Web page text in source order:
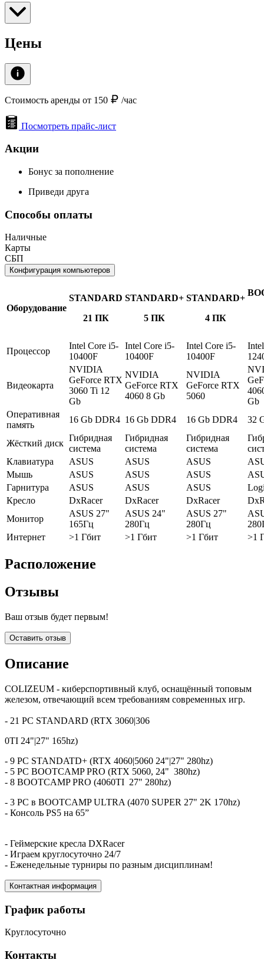
Цены
Стоимость аренды от 150 /час
Посмотреть прайс-лист
Акции
Бонус за пополнение
Приведи друга
Способы оплаты
Наличные
Карты
СБП
Конфигурация компьютеров
Оборудование
STANDARD
21 ПК
STANDARD+
5 ПК
STANDARD+
4 ПК
Процессор
Intel Core i5-
10400F
Intel Core i5-
10400F
Intel Core i5-
10400F
Видеокарта
NVIDIA
GeForce RTX
3060 Ti 12
Gb
NVIDIA
GeForce RTX
4060 8 Gb
NVIDIA
GeForce RTX
5060
Gb
Оперативная
память
16 Gb DDR4 16 Gb DDR4 16 Gb DDR4 32
Жёсткий диск
Гибридная
система
Гибридная
система
Гибридная
система
Клавиатура
ASUS ASUS ASUS
Мышь
ASUS ASUS ASUS
Гарнитура
ASUS ASUS ASUS
Кресло
DxRacer DxRacer DxRacer
Монитор
ASUS 27"
165Гц
ASUS 24"
280Гц
ASUS 27"
280Гц
Интернет
>1 Гбит >1 Гбит >1 Гбит >1
Расположение
Отзывы
Ваш отзыв будет первым!
Оставить отзыв
Описание
COLIZEUM - киберспортивный клуб, оснащённый топовым
железом, отвечающий всем требованиям современных игр.
- 21 PC STANDARD (RTX 3060|306
0TI 24"|27" 165hz)
- 9 PC STANDATD+ (RTX 4060|5060 24"|27" 280hz)
- 5 PC BOOTCAMP PRO (RTX 5060, 24" 380hz)
- 8 BOOTCAMP PRO (4060TI 27" 280hz)
- 3 PC в BOOTCAMP ULTRA (4070 SUPER 27" 2K 170hz)
- Консоль PS5 на 65”
- Геймерские кресла DXRacer
- Играем круглосуточно 24/7
- Еженедельные турниры по разным дисциплинам!
Контактная информация
График работы
Круглосуточно
Контакты